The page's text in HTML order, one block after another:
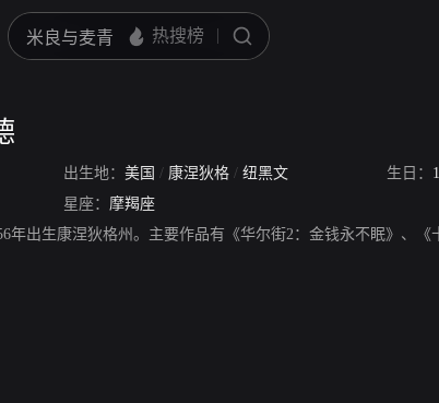
出生地： 美国 / 康涅狄格 / 纽黑文 生日：
星座： 摩羯座
年出生康涅狄格州。主要作品有《华尔街2：金钱永不眠》、《